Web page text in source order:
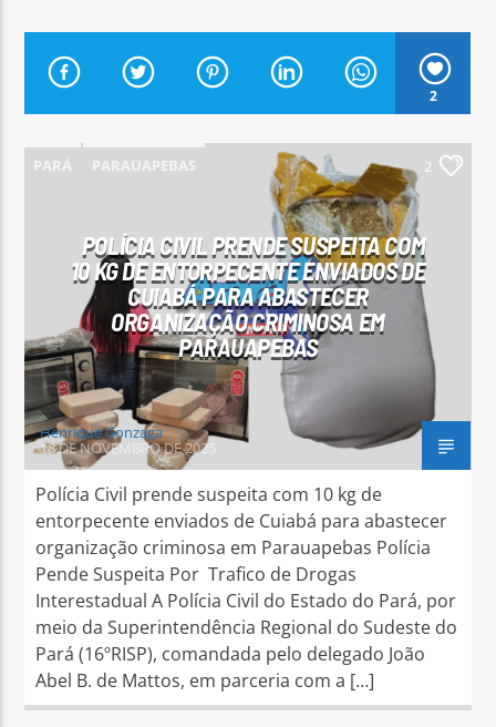
CURRENT TRACK
ARARA AZUL FM 96,9
Arara Azul FM
2
PARÁ PARAUAPEBAS 2
POLÍCIA CIVIL PRENDE SUSPEITA COM
10 KG DE ENTORPECENTE ENVIADOS DE
CUIABÁ PARA ABASTECER
ORGANIZAÇÃO CRIMINOSA EM
PARAUAPEBAS
Henrique Gonzaga
18 DE NOVEMBRO DE 2025
Polícia Civil prende suspeita com 10 kg de
entorpecente enviados de Cuiabá para abastecer
organização criminosa em Parauapebas Polícia
Pende Suspeita Por Trafico de Drogas
Interestadual A Polícia Civil do Estado do Pará, por
meio da Superintendência Regional do Sudeste do
Pará (16ºRISP), comandada pelo delegado João
Abel B. de Mattos, em parceria com a […]